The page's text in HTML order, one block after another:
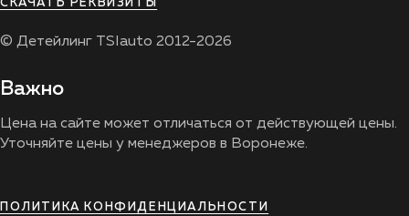
СКАЧАТЬ РЕКВИЗИТЫ
© Детейлинг TSIauto 2012-2026
Важно
Цена на сайте может отличаться от действующей цены.
Уточняйте цены у менеджеров в Воронеже.
ПОЛИТИКА КОНФИДЕНЦИАЛЬНОСТИ